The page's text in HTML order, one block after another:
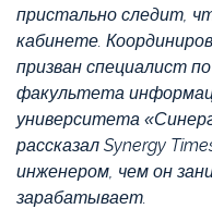
пристально следит,
кабинете.
призван специалист
факультета
университета
рассказал Synergy
инженером, чем он
зарабатывает.